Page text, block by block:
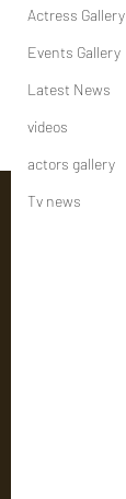
Actress Gallery
Events Gallery
Latest News
videos
actors gallery
Tv news